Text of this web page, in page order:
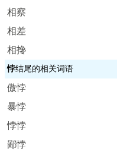
相察
相差
相搀
悖结尾的相关词语
傲悖
暴悖
悖悖
鄙悖